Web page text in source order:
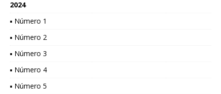
2024
▪ Número 1
▪ Número 2
▪ Número 3
▪ Número 4
▪ Número 5